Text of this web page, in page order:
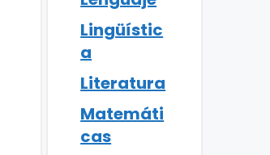
Lingüístic
a
Literatura
Matemáti
cas